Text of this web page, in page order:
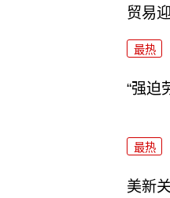
贸易
最热
“强迫
最热
美新